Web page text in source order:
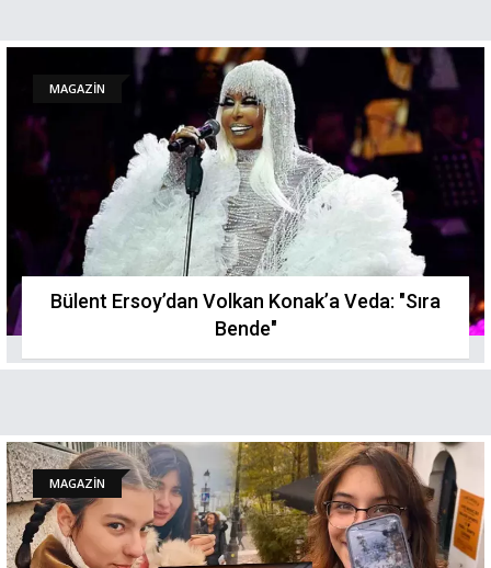
MAGAZİN
Bülent Ersoy’dan Volkan Konak’a Veda: "Sıra
Bende"
MAGAZİN